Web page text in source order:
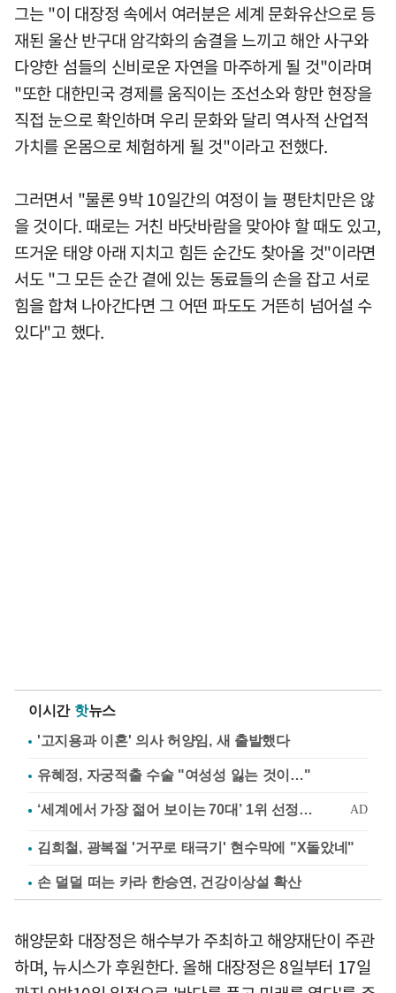
그는 "이 대장정 속에서 여러분은 세계 문화유산으로 등
재된 울산 반구대 암각화의 숨결을 느끼고 해안 사구와
다양한 섬들의 신비로운 자연을 마주하게 될 것"이라며
"또한 대한민국 경제를 움직이는 조선소와 항만 현장을
직접 눈으로 확인하며 우리 문화와 달리 역사적 산업적
가치를 온몸으로 체험하게 될 것"이라고 전했다.
그러면서 "물론 9박 10일간의 여정이 늘 평탄치만은 않
을 것이다. 때로는 거친 바닷바람을 맞아야 할 때도 있고,
뜨거운 태양 아래 지치고 힘든 순간도 찾아올 것"이라면
서도 "그 모든 순간 곁에 있는 동료들의 손을 잡고 서로
힘을 합쳐 나아간다면 그 어떤 파도도 거뜬히 넘어설 수
있다"고 했다.
이시간 핫뉴스
'고지용과 이혼' 의사 허양임, 새 출발했다
유혜정, 자궁적출 수술 "여성성 잃는 것이…"
김희철, 광복절 '거꾸로 태극기' 현수막에 "X돌았네"
손 덜덜 떠는 카라 한승연, 건강이상설 확산
해양문화 대장정은 해수부가 주최하고 해양재단이 주관
하며, 뉴시스가 후원한다. 올해 대장정은 8일부터 17일